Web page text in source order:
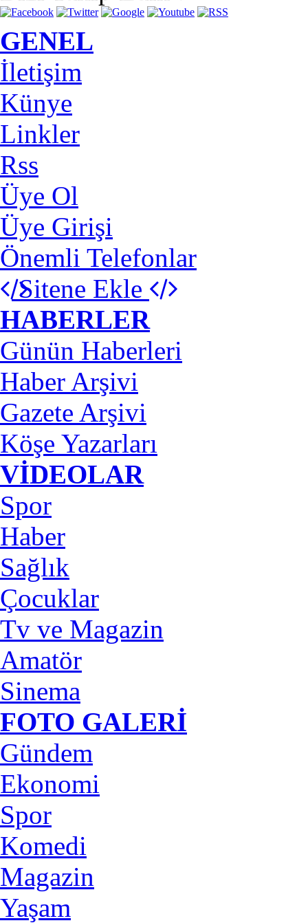
GENEL
İletişim
Künye
Linkler
Rss
Üye Ol
Üye Girişi
Önemli Telefonlar
Sitene Ekle
HABERLER
Günün Haberleri
Haber Arşivi
Gazete Arşivi
Köşe Yazarları
VİDEOLAR
Spor
Haber
Sağlık
Çocuklar
Tv ve Magazin
Amatör
Sinema
FOTO GALERİ
Gündem
Ekonomi
Spor
Komedi
Magazin
Yaşam